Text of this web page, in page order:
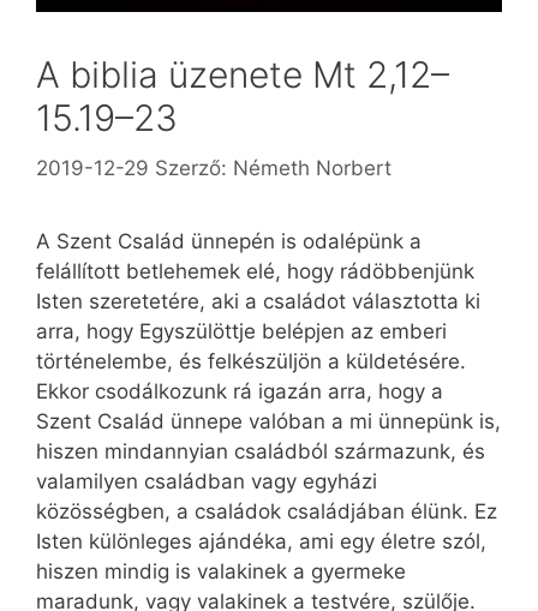
A biblia üzenete Mt 2,12–
15.19–23
2019-12-29 Szerző: Németh Norbert
A Szent Család ünnepén is odalépünk a
felállított betlehemek elé, hogy rádöbbenjünk
Isten szeretetére, aki a családot választotta ki
arra, hogy Egyszülöttje belépjen az emberi
történelembe, és felkészüljön a küldetésére.
Ekkor csodálkozunk rá igazán arra, hogy a
Szent Család ünnepe valóban a mi ünnepünk is,
hiszen mindannyian családból származunk, és
valamilyen családban vagy egyházi
közösségben, a családok családjában élünk. Ez
Isten különleges ajándéka, ami egy életre szól,
hiszen mindig is valakinek a gyermeke
maradunk, vagy valakinek a testvére, szülője.